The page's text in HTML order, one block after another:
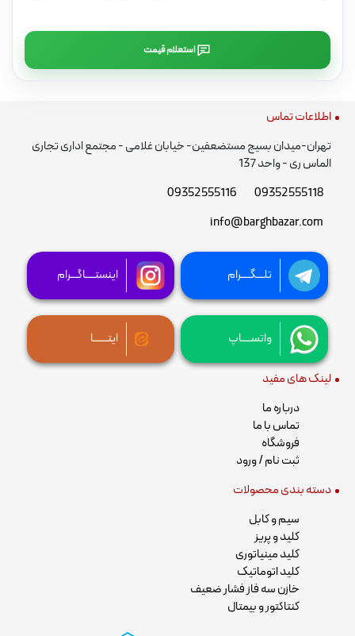
استعلام قیمت
اطلاعات تماس
تهران-میدان بسیج مستضعفین- خیابان غلامی - مجتمع اداری تجاری
الماس ری - واحد 137
09352555118
09352555116
info@barghbazar.com
تلـــگــــرام اینستــــاگـــرام
واتســــاپ ایتــــــا
لینک های مفید
درباره ما
تماس با ما
فروشگاه
ثبت نام / ورود
دسته بندی محصولات
سیم و کابل
کلید و پریز
کلید مینیاتوری
کلید اتوماتیک
خازن سه فاز فشار ضعیف
کنتاکتور و بیمتال